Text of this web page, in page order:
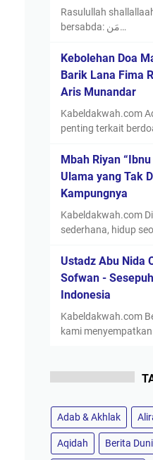
Rasulullah
bersabda: مَن…
Kebolehan Doa
Barik Lana Fima
Aris Munandar
Kabeldakwah.com
penting terkait
Mbah Riyan
Ulama yang Tak
Kampungnya
Kabeldakwah.com
sederhana, hidup
Ustadz Abu Nida
Sofwan -
Indonesia
Kabeldakwah.com
kami
Adab & Akhlak
Aqidah Berita